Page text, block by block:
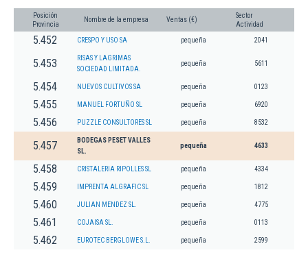
Posición
Provincia
Nombre de la empresa Ventas (€)
Sector
Actividad
5.452 CRESPO Y USO SA pequeña 2041
5.453
RISAS Y LAGRIMAS
SOCIEDAD LIMITADA.
pequeña 5611
5.454 NUEVOS CULTIVOS SA pequeña 0123
5.455 MANUEL FORTUÑO SL pequeña 6920
5.456 PUZZLE CONSULTORES SL pequeña 8532
5.457
BODEGAS PESET VALLES
SL.
pequeña 4633
5.458 CRISTALERIA RIPOLLES SL pequeña 4334
5.459 IMPRENTA ALGRAFIC SL pequeña 1812
5.460 JULIAN MENDEZ SL. pequeña 4775
5.461 COJAISA SL. pequeña 0113
5.462 EUROTEC BERGLOWE S.L. pequeña 2599